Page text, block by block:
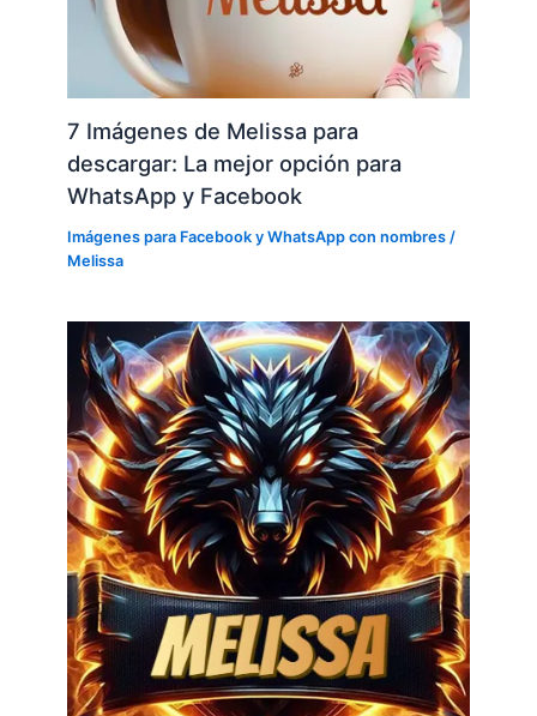
7 Imágenes de Melissa para
descargar: La mejor opción para
WhatsApp y Facebook
Imágenes para Facebook y WhatsApp con nombres /
Melissa